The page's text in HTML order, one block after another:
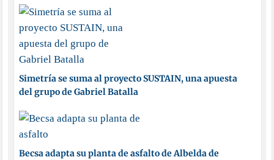
Simetría se suma al proyecto SUSTAIN, una apuesta
del grupo de Gabriel Batalla
Becsa adapta su planta de asfalto de Albelda de